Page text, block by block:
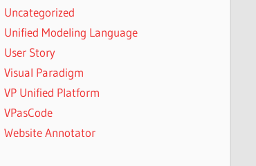
Uncategorized
Unified Modeling Language
User Story
Visual Paradigm
VP Unified Platform
VPasCode
Website Annotator